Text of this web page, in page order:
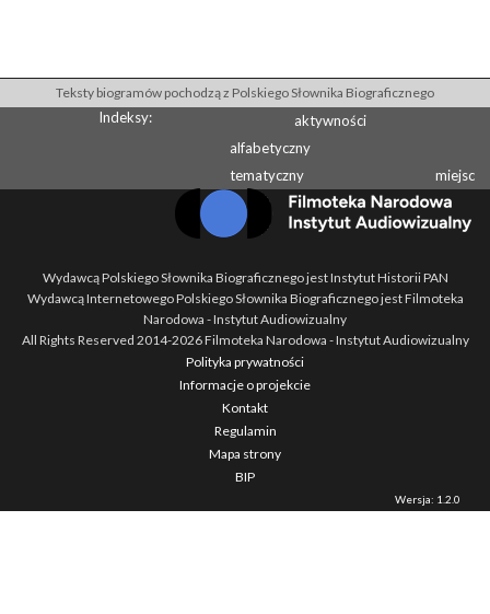
Teksty biogramów pochodzą z Polskiego Słownika Biograficznego
Indeksy:
aktywności
alfabetyczny
tematyczny
miejsc
Wydawcą Polskiego Słownika Biograficznego jest Instytut Historii PAN
Wydawcą Internetowego Polskiego Słownika Biograficznego jest Filmoteka
Narodowa - Instytut Audiowizualny
All Rights Reserved 2014-2026Filmoteka Narodowa - Instytut Audiowizualny
Polityka prywatności
Informacje o projekcie
Kontakt
Regulamin
Mapa strony
BIP
Wersja: 1.2.0